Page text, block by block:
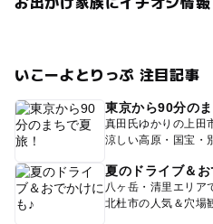
いこーよとりっぷ 注目記事
東京から90分の
真田氏ゆかりの上田
涼しい高原・国宝・
夏のドライブ＆
八ヶ岳・清里エリア
北杜市の人気＆穴場